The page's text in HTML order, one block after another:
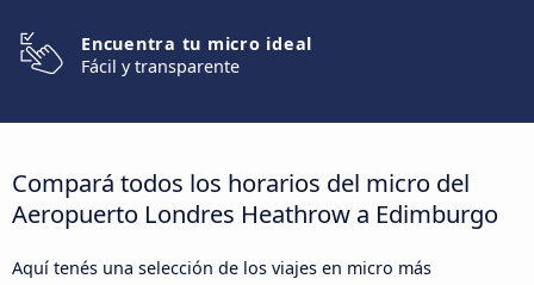
Encuentra tu micro ideal
Fácil y transparente
Compará todos los horarios del micro del
Aeropuerto Londres Heathrow a Edimburgo
Aquí tenés una selección de los viajes en micro más